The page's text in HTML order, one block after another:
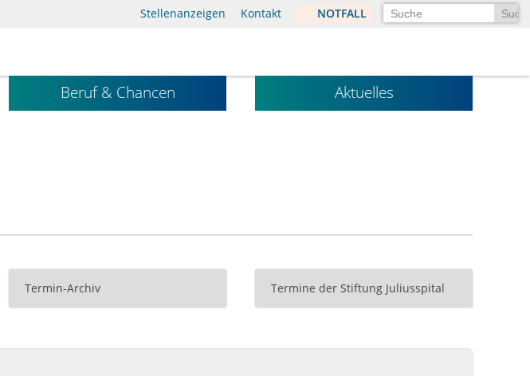
Stellenanzeigen Kontakt NOTFALL Suchen
Beruf & Chancen Aktuelles
Termin-Archiv Termine der Stiftung Juliusspital